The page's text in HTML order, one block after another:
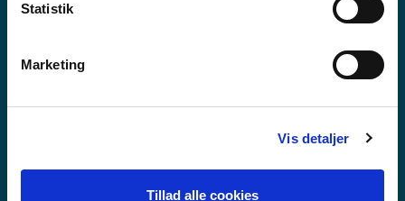
Statistik
Marketing
Vis detaljer
Tillad alle cookies
Følg oss på Instagram